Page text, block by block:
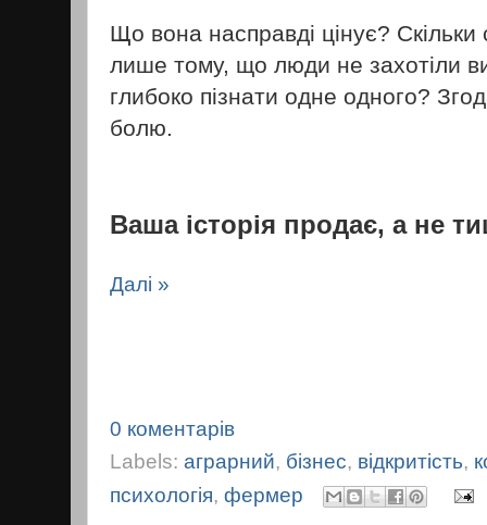
Що вона насправді цінує? Скільки
лише тому, що люди не захотіли
глибоко пізнати одне одного?
болю.
Ваша історія продає, а не
Далі »
0 коментарів
Labels: аграрний, бізнес, відкритість,
психологія, фермер